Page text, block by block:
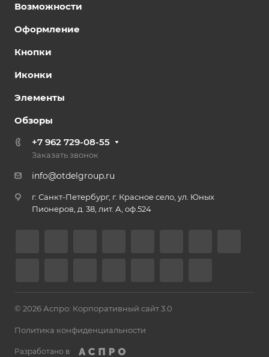
Возможности
Оформление
Кнопки
Иконки
Элементы
Обзоры
+7 962 729-08-55
Заказать звонок
info@otdelgroup.ru
г. Санкт-Петербург, г. Красное село, ул. Юных
Пионеров, д. 38, лит. А, оф.524
© 2026 Аспро: Корпоративный сайт 3.0
Политика конфиденциальности
Разработано в